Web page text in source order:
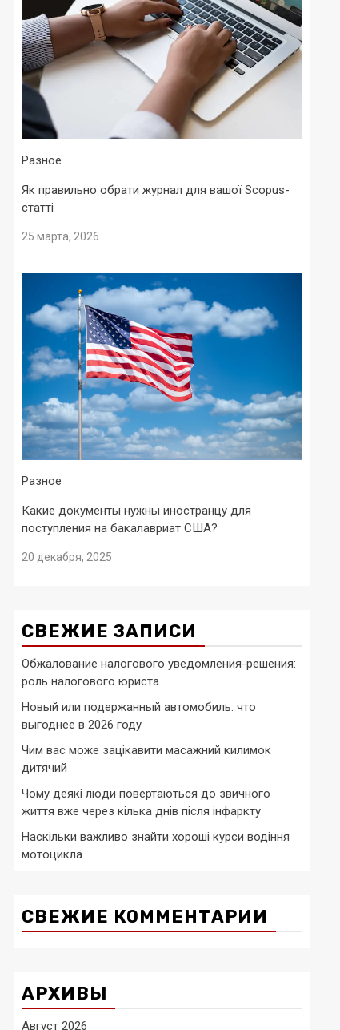
Разное
Як правильно обрати журнал для вашої Scopus-
статті
25 марта, 2026
Разное
Какие документы нужны иностранцу для
поступления на бакалавриат США?
20 декабря, 2025
СВЕЖИЕ ЗАПИСИ
Обжалование налогового уведомления-решения:
роль налогового юриста
Новый или подержанный автомобиль: что
выгоднее в 2026 году
Чим вас може зацікавити масажний килимок
дитячий
Чому деякі люди повертаються до звичного
життя вже через кілька днів після інфаркту
Наскільки важливо знайти хороші курси водіння
мотоцикла
СВЕЖИЕ КОММЕНТАРИИ
АРХИВЫ
Август 2026